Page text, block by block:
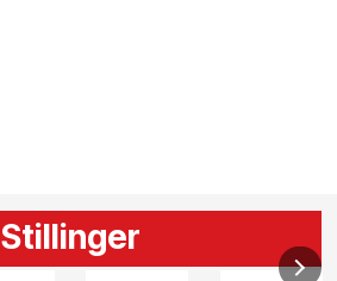
Stillinger